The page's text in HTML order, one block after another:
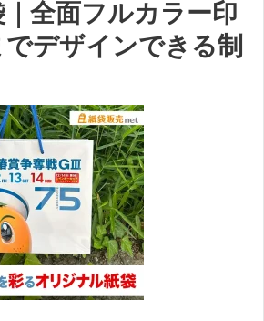
全面フルカラー印
デザインできる制